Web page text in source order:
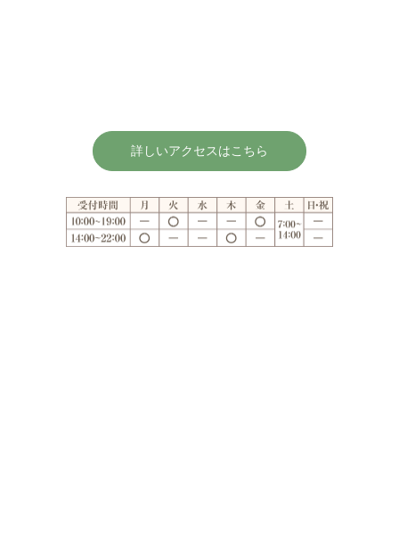
詳しいアクセスはこちら